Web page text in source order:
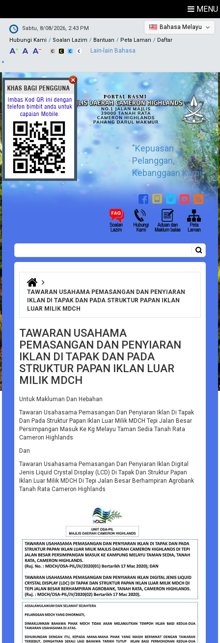
MENU
Sabtu, 8/08/2026, 2:43 PM
Hubungi Kami
Soalan Lazim Bantuan Peta Laman Daftar
Bahasa Melayu
Lain-lain Bahasa
"Kepuasan
Pelanggan,
Kebanggaan Kami"
Borang carian
Anda di sini
TAWARAN USAHAMA PEMASANGAN DAN PENYIARAN
IKLAN DI TAPAK DAN PADA STRUKTUR PAPAN IKLAN
LUAR MILIK MDCH
TAWARAN USAHAMA
PEMASANGAN DAN PENYIARAN
IKLAN DI TAPAK DAN PADA
STRUKTUR PAPAN IKLAN LUAR
MILIK MDCH
Untuk Makluman Dan Hebahan
Tawaran Usahasama Pemasangan Dan Penyiaran Iklan Di Tapak
Dan Pada Struktur Papan Iklan Luar Milik MDCH Tepi Jalan Besar
Persimpangan Masuk Ke Kg Melayu Taman Sedia Tanah Rata
Cameron Highlands
Dan
Tawaran Usahasama Pemasangan Dan Penyiaran Iklan Digital
Jenis Liquid Crystal Display (LCD) Di Tapak Dan Struktur Papan
Iklan Luar Milik MDCH Di Tepi Jalan Besar Berhampiran Agrobank
Tanah Rata Cameron Highlands